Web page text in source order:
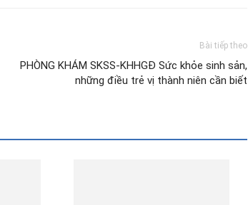
Bài tiếp theo
PHÒNG KHÁM SKSS-KHHGĐ Sức khỏe sinh sản,
những điều trẻ vị thành niên cần biết